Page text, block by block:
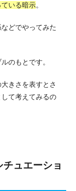
いる暗示。
どでやってみた
のもとです。
きさを表すとさ
て考えてみるの
チュエーショ